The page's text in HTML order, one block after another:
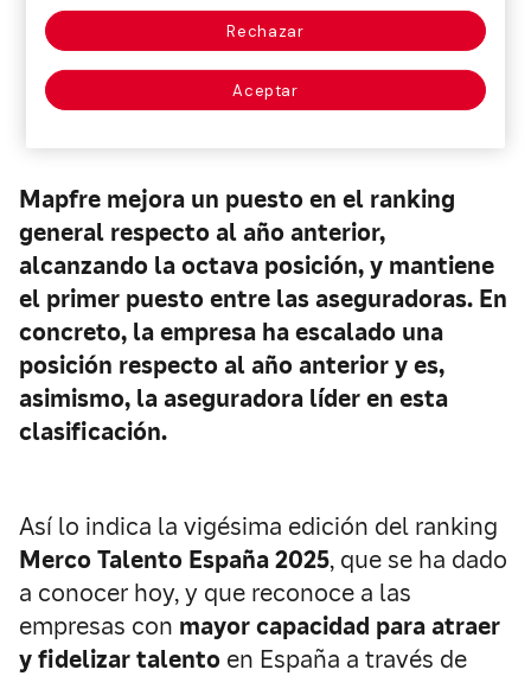
La compañía lidera el
Ranking del sector
asegurador en esta
Mapfre mejora un puesto en el ranking
general respecto al año anterior,
alcanzando laoctava posición, y mantiene
el primer puesto entre las aseguradoras. En
concreto, la empresa ha escalado una
posición respecto al año anterior y es,
asimismo, laaseguradora líderen esta
clasificación.
Así lo indica la vigésima edición del ranking
Merco Talento España 2025, que se ha dado
a conocer hoy, y que reconoce a las
empresas con mayor capacidad para atraer
y fidelizar talento en España a través de
Rechazar
Aceptar